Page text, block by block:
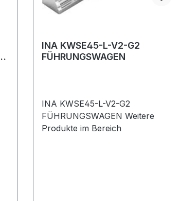
INA KWSE45-L-V2-G2
FÜHRUNGSWAGEN
INA KWSE45-L-V2-G2
FÜHRUNGSWAGEN Weitere
Produkte im Bereich